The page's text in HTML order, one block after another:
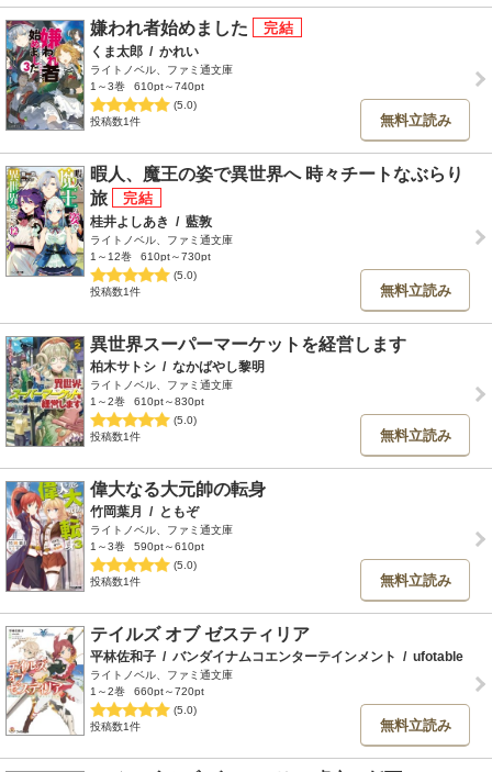
嫌われ者始めました
くま太郎 / かれい
ライトノベル、ファミ通文庫
1～3巻
610pt～740pt
(5.0)
投稿数1件
無料立読み
暇人、魔王の姿で異世界へ 時々チートなぶらり
旅
桂井よしあき / 藍敦
ライトノベル、ファミ通文庫
1～12巻
610pt～730pt
(5.0)
投稿数1件
無料立読み
異世界スーパーマーケットを経営します
柏木サトシ / なかばやし黎明
ライトノベル、ファミ通文庫
1～2巻
610pt～830pt
(5.0)
投稿数1件
無料立読み
偉大なる大元帥の転身
竹岡葉月 / ともぞ
ライトノベル、ファミ通文庫
1～3巻
590pt～610pt
(5.0)
投稿数1件
無料立読み
テイルズ オブ ゼスティリア
平林佐和子 / バンダイナムコエンターテインメント / ufotable
ライトノベル、ファミ通文庫
1～2巻
660pt～720pt
(5.0)
投稿数1件
無料立読み